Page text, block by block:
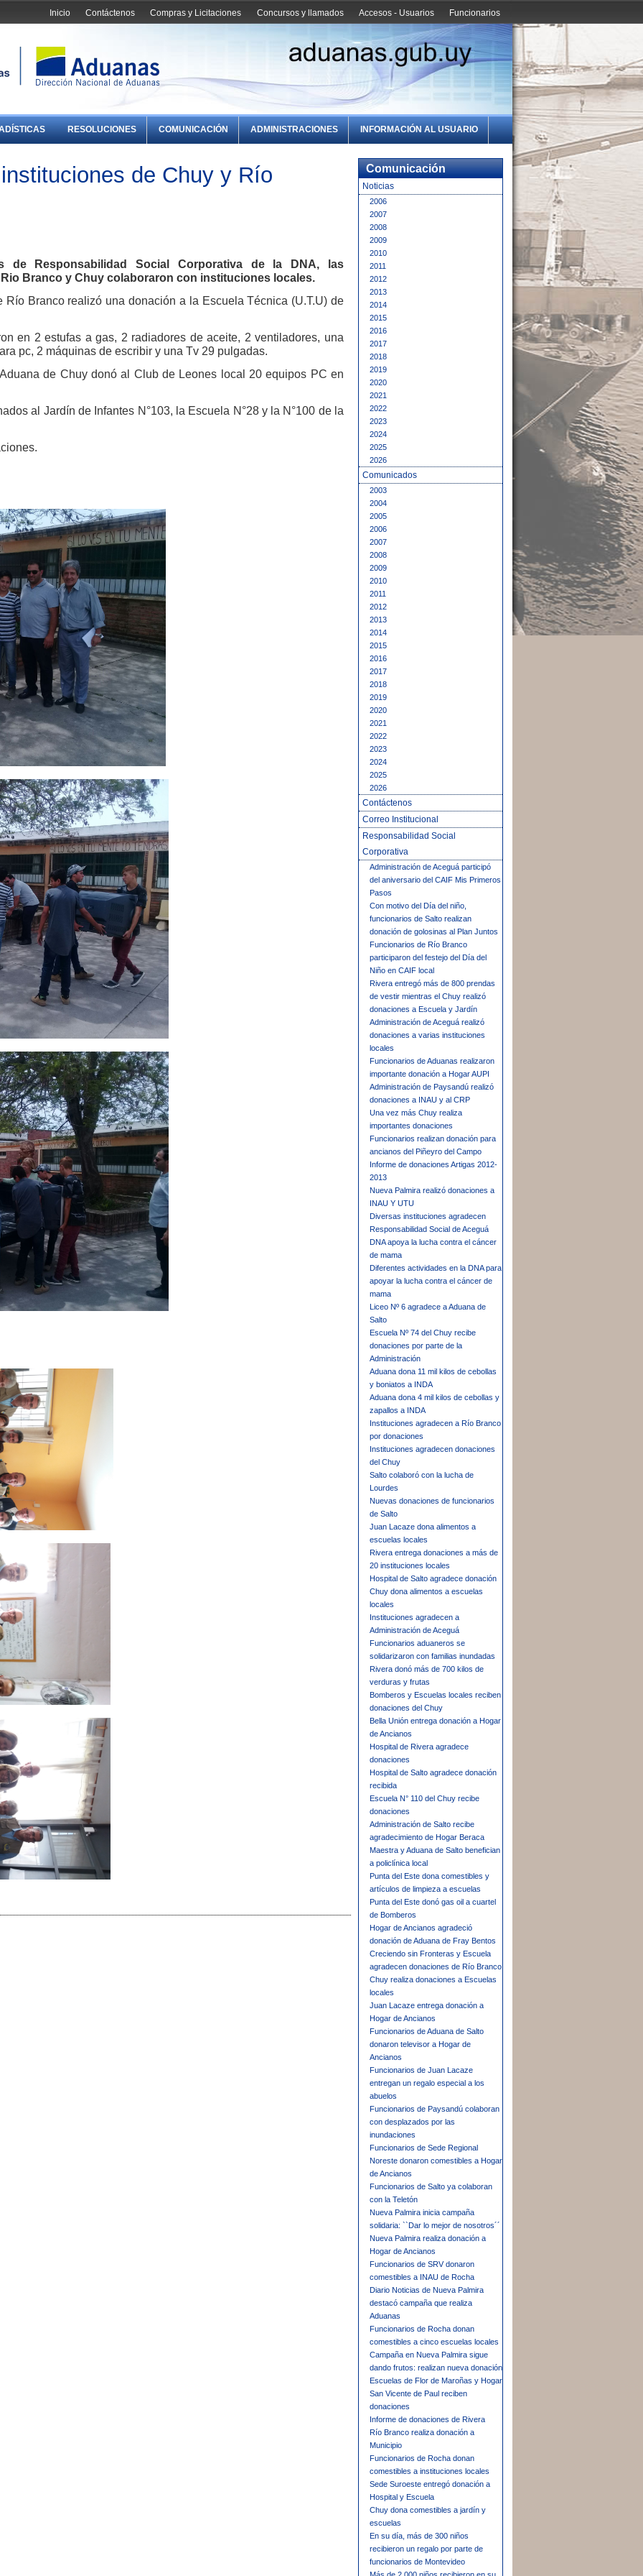
Funcionarios
Accesos - Usuarios
Concursos y llamados
Compras y Licitaciones
Contáctenos
Inicio
RESOLUCIONES COMUNICACIÓN ADMINISTRACIONES INFORMACIÓN AL USUARIO
de Chuy y Río
Responsabilidad Social Corporativa de la DNA, las
Branco y Chuy colaboraron con instituciones locales.
Branco realizó una donación a la Escuela Técnica (U.T.U) de
en 2 estufas a gas, 2 radiadores de aceite, 2 ventiladores, una
pc, 2 máquinas de escribir y una Tv 29 pulgadas.
de Chuy donó al Club de Leones local 20 equipos PC en
al Jardín de Infantes N°103, la Escuela N°28 y la N°100 de la
Comunicación
Noticias
2006
2007
2008
2009
2010
2011
2012
2013
2014
2015
2016
2017
2018
2019
2020
2021
2022
2023
2024
2025
2026
Comunicados
2003
2004
2005
2006
2007
2008
2009
2010
2011
2012
2013
2014
2015
2016
2017
2018
2019
2020
2021
2022
2023
2024
2025
2026
Contáctenos
Correo Institucional
Responsabilidad Social
Corporativa
Administración de Aceguá participó
del aniversario del CAIF Mis Primeros
Pasos
Con motivo del Día del niño,
funcionarios de Salto realizan
donación de golosinas al Plan Juntos
Funcionarios de Río Branco
participaron del festejo del Día del
Niño en CAIF local
Rivera entregó más de 800 prendas
de vestir mientras el Chuy realizó
donaciones a Escuela y Jardín
Administración de Aceguá realizó
donaciones a varias instituciones
locales
Funcionarios de Aduanas realizaron
importante donación a Hogar AUPI
Administración de Paysandú realizó
donaciones a INAU y al CRP
Una vez más Chuy realiza
importantes donaciones
Funcionarios realizan donación para
ancianos del Piñeyro del Campo
Informe de donaciones Artigas 2012-
2013
Nueva Palmira realizó donaciones a
INAU Y UTU
Diversas instituciones agradecen
Responsabilidad Social de Aceguá
DNA apoya la lucha contra el cáncer
de mama
Diferentes actividades en la DNA para
apoyar la lucha contra el cáncer de
mama
Liceo Nº 6 agradece a Aduana de
Salto
Escuela Nº 74 del Chuy recibe
donaciones por parte de la
Administración
Aduana dona 11 mil kilos de cebollas
y boniatos a INDA
Aduana dona 4 mil kilos de cebollas y
zapallos a INDA
Instituciones agradecen a Río Branco
por donaciones
Instituciones agradecen donaciones
del Chuy
Salto colaboró con la lucha de
Lourdes
Nuevas donaciones de funcionarios
de Salto
Juan Lacaze dona alimentos a
escuelas locales
Rivera entrega donaciones a más de
20 instituciones locales
Hospital de Salto agradece donación
Chuy dona alimentos a escuelas
locales
Instituciones agradecen a
Administración de Aceguá
Funcionarios aduaneros se
solidarizaron con familias inundadas
Rivera donó más de 700 kilos de
verduras y frutas
Bomberos y Escuelas locales reciben
donaciones del Chuy
Bella Unión entrega donación a Hogar
de Ancianos
Hospital de Rivera agradece
donaciones
Hospital de Salto agradece donación
recibida
Escuela N° 110 del Chuy recibe
donaciones
Administración de Salto recibe
agradecimiento de Hogar Beraca
Maestra y Aduana de Salto benefician
a policlínica local
Punta del Este dona comestibles y
artículos de limpieza a escuelas
Punta del Este donó gas oil a cuartel
de Bomberos
Hogar de Ancianos agradeció
donación de Aduana de Fray Bentos
Creciendo sin Fronteras y Escuela
agradecen donaciones de Río Branco
Chuy realiza donaciones a Escuelas
locales
Juan Lacaze entrega donación a
Hogar de Ancianos
Funcionarios de Aduana de Salto
donaron televisor a Hogar de
Ancianos
Funcionarios de Juan Lacaze
entregan un regalo especial a los
abuelos
Funcionarios de Paysandú colaboran
con desplazados por las
inundaciones
Funcionarios de Sede Regional
Noreste donaron comestibles a Hogar
de Ancianos
Funcionarios de Salto ya colaboran
con la Teletón
Nueva Palmira inicia campaña
solidaria: ``Dar lo mejor de nosotros´´
Nueva Palmira realiza donación a
Hogar de Ancianos
Funcionarios de SRV donaron
comestibles a INAU de Rocha
Diario Noticias de Nueva Palmira
destacó campaña que realiza
Aduanas
Funcionarios de Rocha donan
comestibles a cinco escuelas locales
Campaña en Nueva Palmira sigue
dando frutos: realizan nueva donación
Escuelas de Flor de Maroñas y Hogar
San Vicente de Paul reciben
donaciones
Informe de donaciones de Rivera
Río Branco realiza donación a
Municipio
Funcionarios de Rocha donan
comestibles a instituciones locales
Sede Suroeste entregó donación a
Hospital y Escuela
Chuy dona comestibles a jardín y
escuelas
En su día, más de 300 niños
recibieron un regalo por parte de
funcionarios de Montevideo